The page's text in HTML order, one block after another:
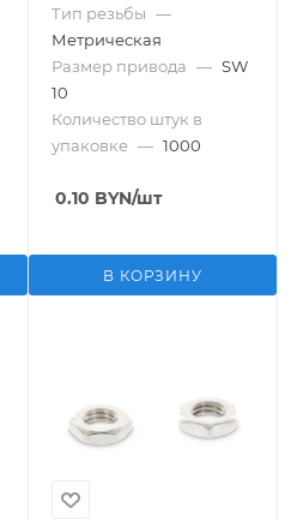
Тип резьбы —
Метрическая
Размер привода — SW
10
Количество штук в
упаковке — 1000
0.10 BYN/шт
В КОРЗИНУ